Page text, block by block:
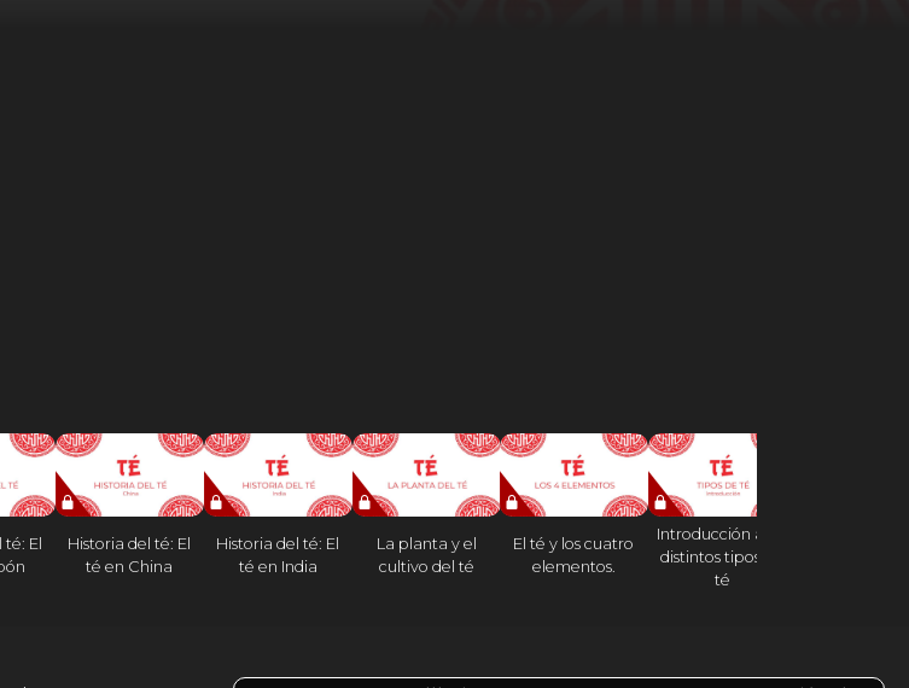
té: El
Historia del té: El
té en China
Historia del té: El
té en India
La planta y el
cultivo del té
El té y los cuatro
elementos.
Introducción a los
distintos tipos de
té